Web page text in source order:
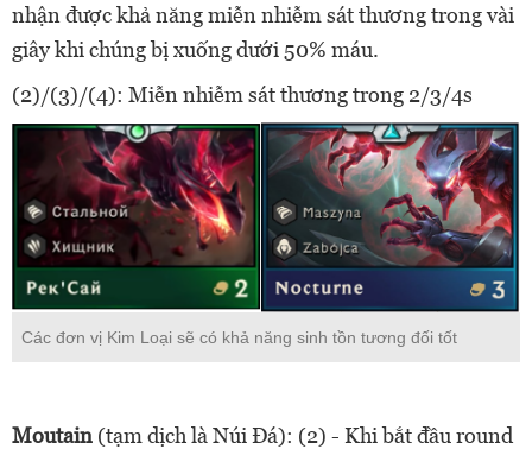
nhận được khả năng miễn nhiễm sát thương trong vài
giây khi chúng bị xuống dưới 50% máu.
(2)/(3)/(4): Miễn nhiễm sát thương trong 2/3/4s
Các đơn vị Kim Loại sẽ có khả năng sinh tồn tương đối tốt
Moutain (tạm dịch là Núi Đá): (2) - Khi bắt đầu round